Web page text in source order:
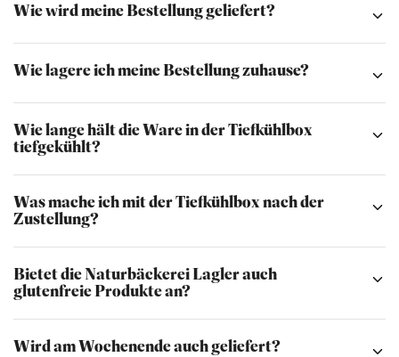
Wie wird meine Bestellung geliefert?
Wie lagere ich meine Bestellung zuhause?
Wie lange hält die Ware in der Tiefkühlbox
tiefgekühlt?
Was mache ich mit der Tiefkühlbox nach der
Zustellung?
Bietet die Naturbäckerei Lagler auch
glutenfreie Produkte an?
Wird am Wochenende auch geliefert?